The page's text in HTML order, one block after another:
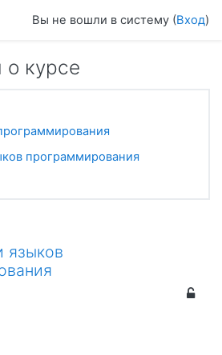
Вы не вошли в систему (Вход)
курсе
программирования
языков